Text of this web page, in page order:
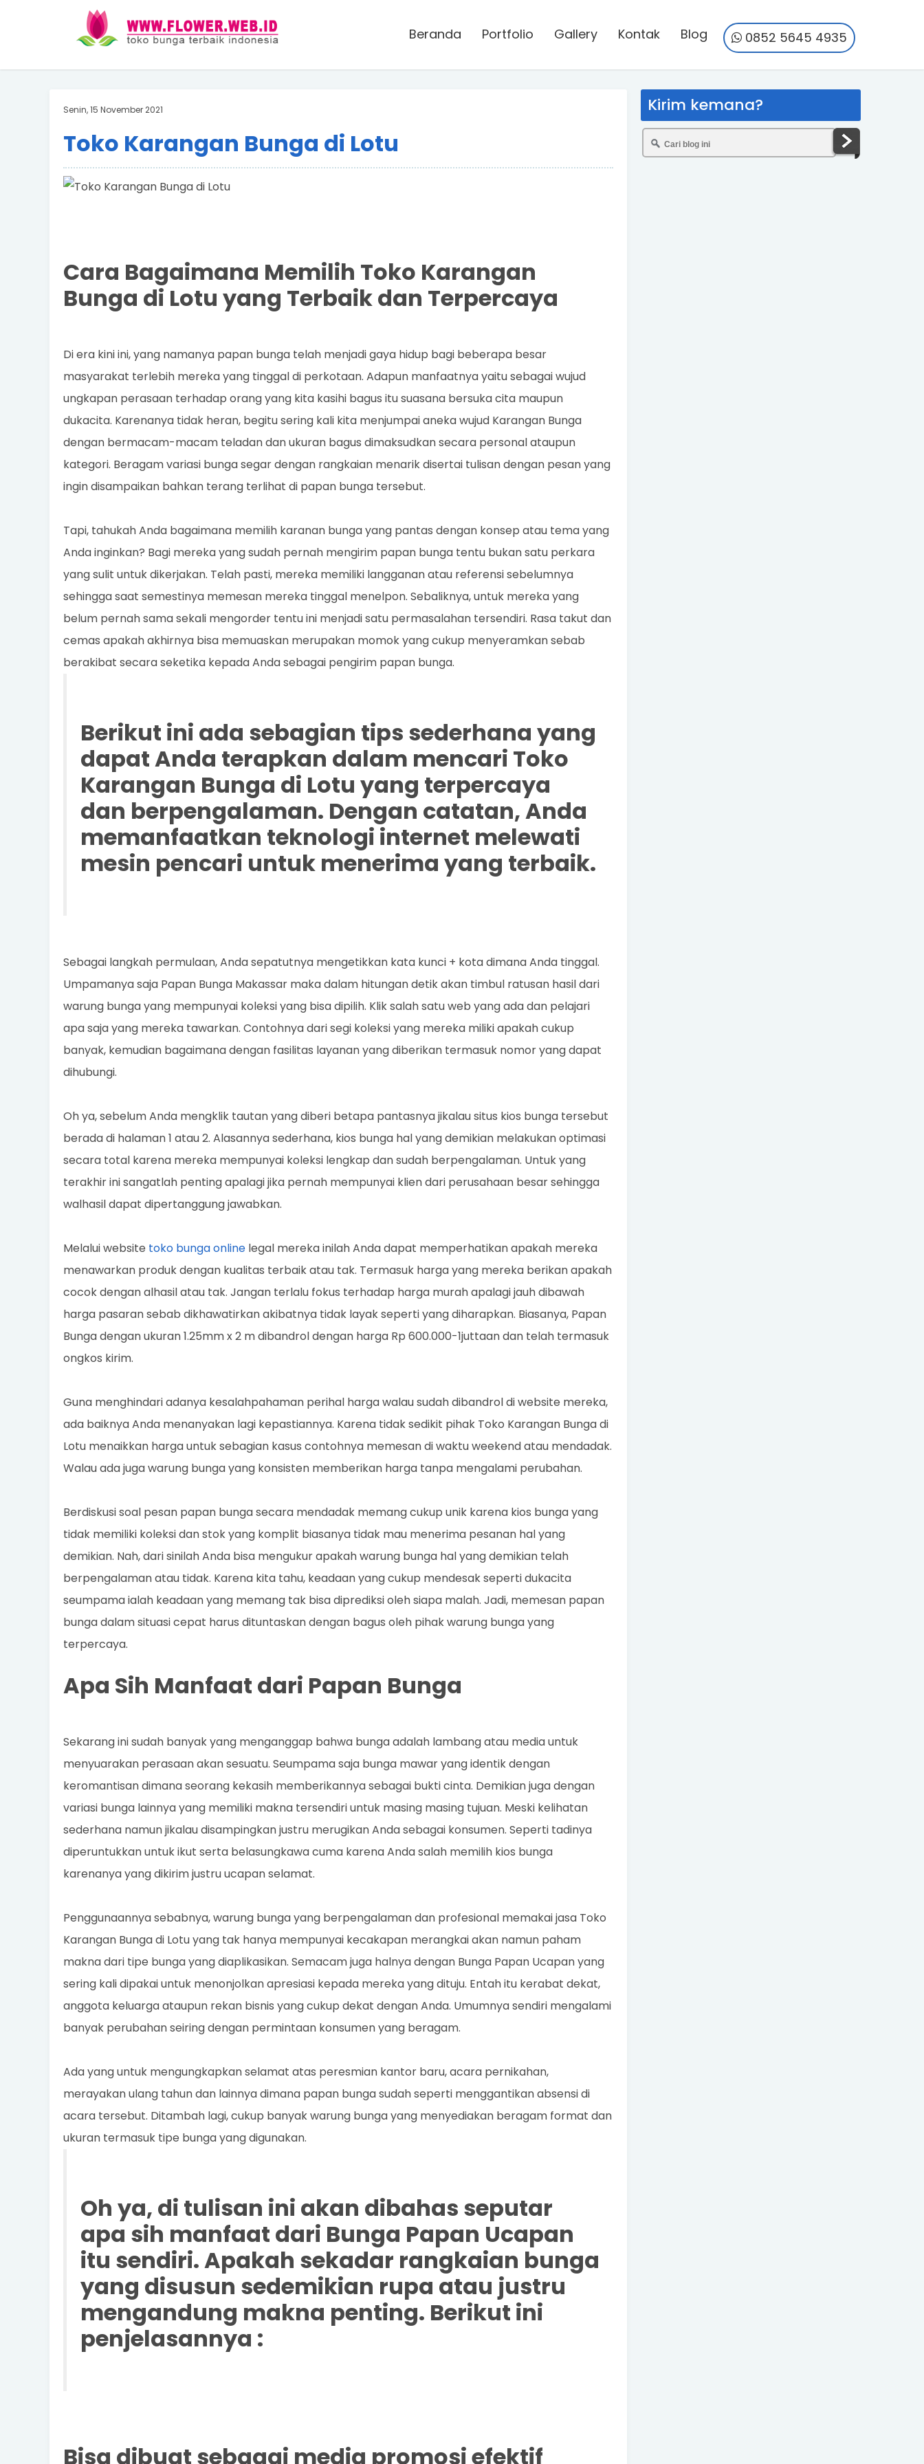
Beranda Portfolio Gallery Kontak Blog 0852 5645 4935
Senin, 15 November 2021
Toko Karangan Bunga di Lotu
Cara Bagaimana Memilih Toko Karangan
Bunga di Lotu yang Terbaik dan Terpercaya
Di era kini ini, yang namanya papan bunga telah menjadi gaya hidup bagi beberapa besar
masyarakat terlebih mereka yang tinggal di perkotaan. Adapun manfaatnya yaitu sebagai wujud
ungkapan perasaan terhadap orang yang kita kasihi bagus itu suasana bersuka cita maupun
dukacita. Karenanya tidak heran, begitu sering kali kita menjumpai aneka wujud Karangan Bunga
dengan bermacam-macam teladan dan ukuran bagus dimaksudkan secara personal ataupun
kategori. Beragam variasi bunga segar dengan rangkaian menarik disertai tulisan dengan pesan yang
ingin disampaikan bahkan terang terlihat di papan bunga tersebut.
Tapi, tahukah Anda bagaimana memilih karanan bunga yang pantas dengan konsep atau tema yang
Anda inginkan? Bagi mereka yang sudah pernah mengirim papan bunga tentu bukan satu perkara
yang sulit untuk dikerjakan. Telah pasti, mereka memiliki langganan atau referensi sebelumnya
sehingga saat semestinya memesan mereka tinggal menelpon. Sebaliknya, untuk mereka yang
belum pernah sama sekali mengorder tentu ini menjadi satu permasalahan tersendiri. Rasa takut dan
cemas apakah akhirnya bisa memuaskan merupakan momok yang cukup menyeramkan sebab
berakibat secara seketika kepada Anda sebagai pengirim papan bunga.
Berikut ini ada sebagian tips sederhana yang
dapat Anda terapkan dalam mencari Toko
Karangan Bunga di Lotu yang terpercaya
dan berpengalaman. Dengan catatan, Anda
memanfaatkan teknologi internet melewati
mesin pencari untuk menerima yang terbaik.
Sebagai langkah permulaan, Anda sepatutnya mengetikkan kata kunci + kota dimana Anda tinggal.
Umpamanya saja Papan Bunga Makassar maka dalam hitungan detik akan timbul ratusan hasil dari
warung bunga yang mempunyai koleksi yang bisa dipilih. Klik salah satu web yang ada dan pelajari
apa saja yang mereka tawarkan. Contohnya dari segi koleksi yang mereka miliki apakah cukup
banyak, kemudian bagaimana dengan fasilitas layanan yang diberikan termasuk nomor yang dapat
dihubungi.
Oh ya, sebelum Anda mengklik tautan yang diberi betapa pantasnya jikalau situs kios bunga tersebut
berada di halaman 1 atau 2. Alasannya sederhana, kios bunga hal yang demikian melakukan optimasi
secara total karena mereka mempunyai koleksi lengkap dan sudah berpengalaman. Untuk yang
terakhir ini sangatlah penting apalagi jika pernah mempunyai klien dari perusahaan besar sehingga
walhasil dapat dipertanggung jawabkan.
Melalui website toko bunga online legal mereka inilah Anda dapat memperhatikan apakah mereka
menawarkan produk dengan kualitas terbaik atau tak. Termasuk harga yang mereka berikan apakah
cocok dengan alhasil atau tak. Jangan terlalu fokus terhadap harga murah apalagi jauh dibawah
harga pasaran sebab dikhawatirkan akibatnya tidak layak seperti yang diharapkan. Biasanya, Papan
Bunga dengan ukuran 1.25mm x 2 m dibandrol dengan harga Rp 600.000-1juttaan dan telah termasuk
ongkos kirim.
Guna menghindari adanya kesalahpahaman perihal harga walau sudah dibandrol di website mereka,
ada baiknya Anda menanyakan lagi kepastiannya. Karena tidak sedikit pihak Toko Karangan Bunga di
Lotu menaikkan harga untuk sebagian kasus contohnya memesan di waktu weekend atau mendadak.
Walau ada juga warung bunga yang konsisten memberikan harga tanpa mengalami perubahan.
Berdiskusi soal pesan papan bunga secara mendadak memang cukup unik karena kios bunga yang
tidak memiliki koleksi dan stok yang komplit biasanya tidak mau menerima pesanan hal yang
demikian. Nah, dari sinilah Anda bisa mengukur apakah warung bunga hal yang demikian telah
berpengalaman atau tidak. Karena kita tahu, keadaan yang cukup mendesak seperti dukacita
seumpama ialah keadaan yang memang tak bisa diprediksi oleh siapa malah. Jadi, memesan papan
bunga dalam situasi cepat harus dituntaskan dengan bagus oleh pihak warung bunga yang
terpercaya.
Apa Sih Manfaat dari Papan Bunga
Sekarang ini sudah banyak yang menganggap bahwa bunga adalah lambang atau media untuk
menyuarakan perasaan akan sesuatu. Seumpama saja bunga mawar yang identik dengan
keromantisan dimana seorang kekasih memberikannya sebagai bukti cinta. Demikian juga dengan
variasi bunga lainnya yang memiliki makna tersendiri untuk masing masing tujuan. Meski kelihatan
sederhana namun jikalau disampingkan justru merugikan Anda sebagai konsumen. Seperti tadinya
diperuntukkan untuk ikut serta belasungkawa cuma karena Anda salah memilih kios bunga
karenanya yang dikirim justru ucapan selamat.
Penggunaannya sebabnya, warung bunga yang berpengalaman dan profesional memakai jasa Toko
Karangan Bunga di Lotu yang tak hanya mempunyai kecakapan merangkai akan namun paham
makna dari tipe bunga yang diaplikasikan. Semacam juga halnya dengan Bunga Papan Ucapan yang
sering kali dipakai untuk menonjolkan apresiasi kepada mereka yang dituju. Entah itu kerabat dekat,
anggota keluarga ataupun rekan bisnis yang cukup dekat dengan Anda. Umumnya sendiri mengalami
banyak perubahan seiring dengan permintaan konsumen yang beragam.
Ada yang untuk mengungkapkan selamat atas peresmian kantor baru, acara pernikahan,
merayakan ulang tahun dan lainnya dimana papan bunga sudah seperti menggantikan absensi di
acara tersebut. Ditambah lagi, cukup banyak warung bunga yang menyediakan beragam format dan
ukuran termasuk tipe bunga yang digunakan.
Oh ya, di tulisan ini akan dibahas seputar
apa sih manfaat dari Bunga Papan Ucapan
itu sendiri. Apakah sekadar rangkaian bunga
yang disusun sedemikian rupa atau justru
mengandung makna penting. Berikut ini
penjelasannya :
Bisa dibuat sebagai media promosi efektif
Kirim kemana?